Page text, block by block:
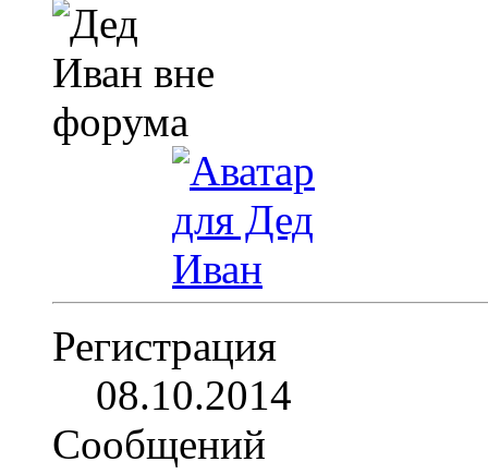
Регистрация
08.10.2014
Сообщений